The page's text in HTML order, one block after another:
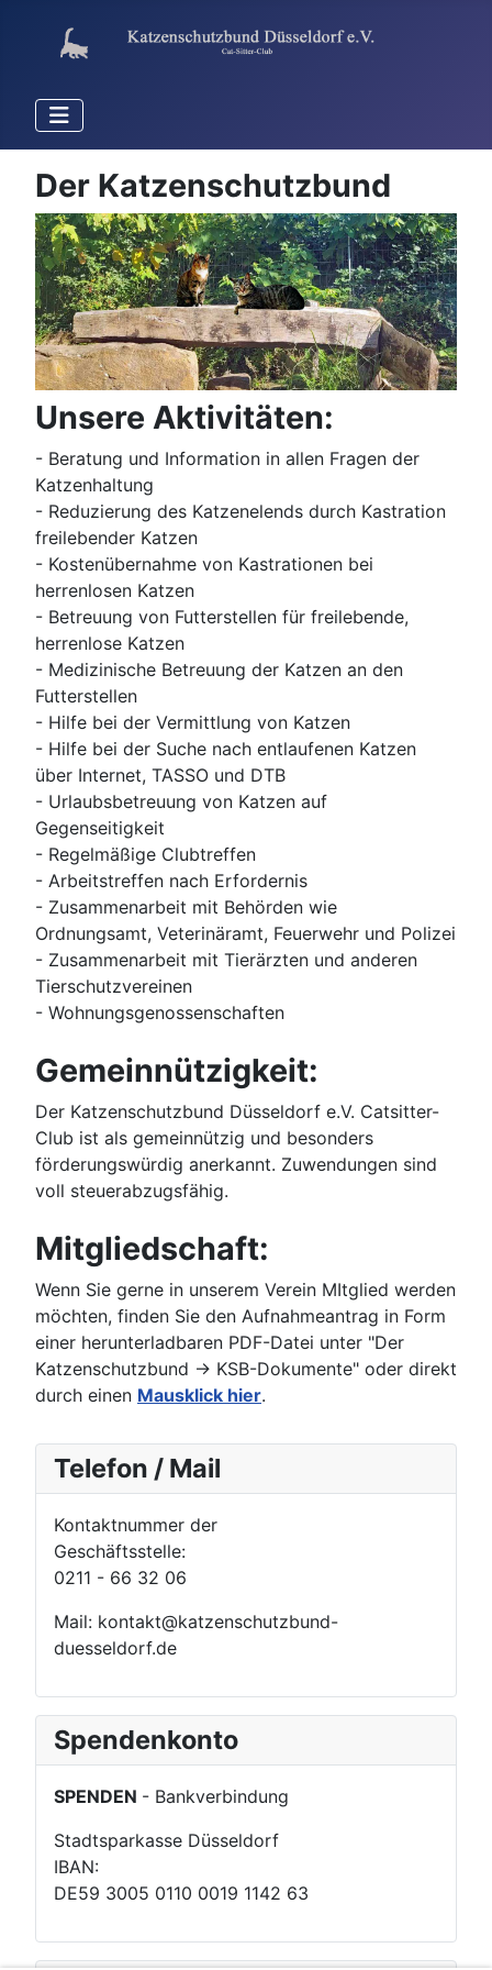
Der Katzenschutzbund
Unsere Aktivitäten:
- Beratung und Information in allen Fragen der
Katzenhaltung
- Reduzierung des Katzenelends durch Kastration
freilebender Katzen
- Kostenübernahme von Kastrationen bei
herrenlosen Katzen
- Betreuung von Futterstellen für freilebende,
herrenlose Katzen
- Medizinische Betreuung der Katzen an den
Futterstellen
- Hilfe bei der Vermittlung von Katzen
- Hilfe bei der Suche nach entlaufenen Katzen
über Internet, TASSO und DTB
- Urlaubsbetreuung von Katzen auf
Gegenseitigkeit
- Regelmäßige Clubtreffen
- Arbeitstreffen nach Erfordernis
- Zusammenarbeit mit Behörden wie
Ordnungsamt, Veterinäramt, Feuerwehr und Polizei
- Zusammenarbeit mit Tierärzten und anderen
Tierschutzvereinen
- Wohnungsgenossenschaften
Gemeinnützigkeit:
Der Katzenschutzbund Düsseldorf e.V. Catsitter-
Club ist als gemeinnützig und besonders
förderungswürdig anerkannt. Zuwendungen sind
voll steuerabzugsfähig.
Mitgliedschaft:
Wenn Sie gerne in unserem Verein MItglied werden
möchten, finden Sie den Aufnahmeantrag in Form
einer herunterladbaren PDF-Datei unter "Der
Katzenschutzbund -> KSB-Dokumente" oder direkt
durch einen Mausklick hier.
Telefon / Mail
Kontaktnummer der
Geschäftsstelle:
0211 - 66 32 06
Mail: kontakt@katzenschutzbund-
duesseldorf.de
Spendenkonto
SPENDEN - Bankverbindung
Stadtsparkasse Düsseldorf
IBAN:
DE59 3005 0110 0019 1142 63